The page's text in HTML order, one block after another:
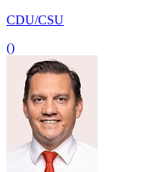
CDU/CSU
()